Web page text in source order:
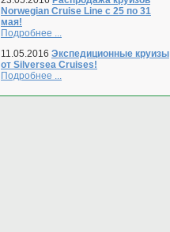
Norwegian Cruise Line с 25 по 31
мая!
Подробнее ...
11.05.2016 Экспедиционные круизы
от Silversea Cruises!
Подробнее ...